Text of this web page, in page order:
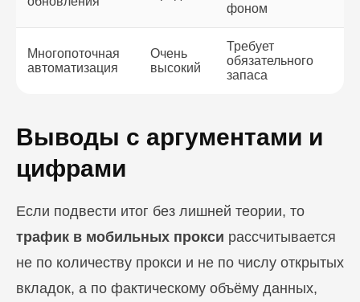
фоном
Многопоточная
автоматизация
Очень
высокий
Требует
обязательного
запаса
Выводы с аргументами и
цифрами
Если подвести итог без лишней теории, то
трафик в мобильных прокси рассчитывается
не по количеству прокси и не по числу открытых
вкладок, а по фактическому объёму данных,